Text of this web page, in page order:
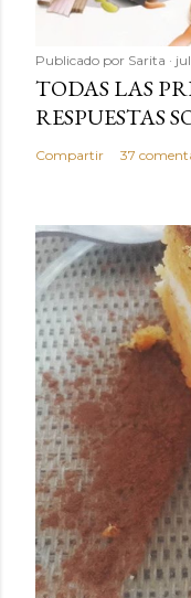
Publicado por Sarita
TODAS LAS
RESPUESTAS
Compartir 37